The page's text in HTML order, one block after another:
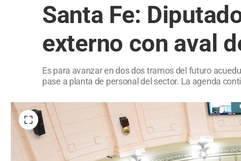
Santa Fe:
externo con aval
Es para avanzar en dos dos tramos del futuro
pase a planta de personal del sector. La agenda